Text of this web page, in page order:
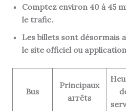
Comptez environ 40 à 45
le trafic.
Les billets sont désormais
le site officiel ou
Bus
Principaux
arrêts